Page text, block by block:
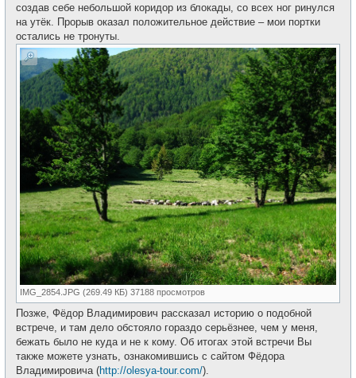
создав себе небольшой коридор из блокады, со всех ног ринулся
на утёк. Прорыв оказал положительное действие – мои портки
остались не тронуты.
IMG_2854.JPG (269.49 КБ) 37188 просмотров
Позже, Фёдор Владимирович рассказал историю о подобной
встрече, и там дело обстояло гораздо серьёзнее, чем у меня,
бежать было не куда и не к кому. Об итогах этой встречи Вы
также можете узнать, ознакомившись с сайтом Фёдора
Владимировича (http://olesya-tour.com/).